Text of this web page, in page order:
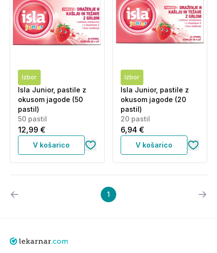
Izbor
Isla Junior, pastile z
okusom jagode (50
pastil)
50 pastil
12,99 €
V košarico
Izbor
Isla Junior, pastile z
okusom jagode (20
pastil)
20 pastil
6,94 €
V košarico
1